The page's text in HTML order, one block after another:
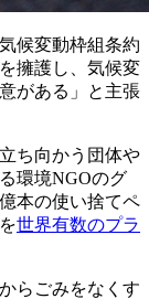
候変動枠組条約
擁護し、気候変
がある」と主張
ち向かう団体や
環境NGOのグ
本の使い捨てペ
世界有数のプラ
らごみをなくす